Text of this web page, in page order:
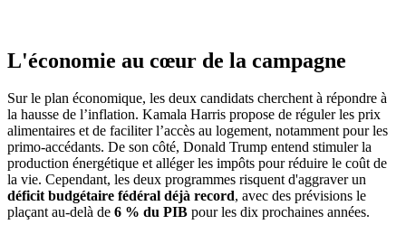
L'économie au cœur de la campagne
Sur le plan économique, les deux candidats cherchent à répondre à
la hausse de l’inflation. Kamala Harris propose de réguler les prix
alimentaires et de faciliter l’accès au logement, notamment pour les
primo-accédants. De son côté, Donald Trump entend stimuler la
production énergétique et alléger les impôts pour réduire le coût de
la vie. Cependant, les deux programmes risquent d'aggraver un
déficit budgétaire fédéral déjà record, avec des prévisions le
plaçant au-delà de 6 % du PIB pour les dix prochaines années.